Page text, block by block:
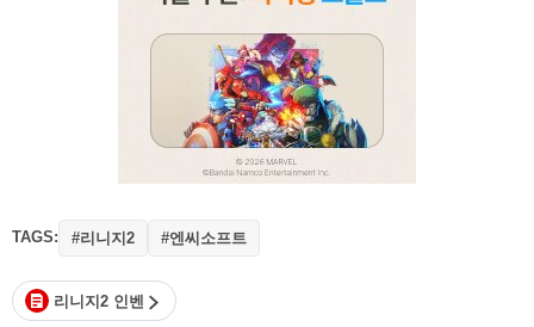
TAGS: #리니지2 #엔씨소프트
리니지2 인벤